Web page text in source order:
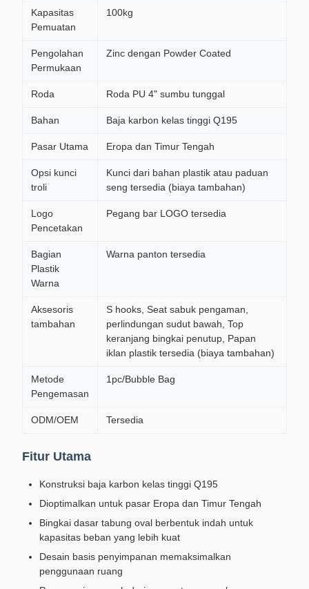
Kapasitas
Pemuatan
100kg
Pengolahan
Permukaan
Zinc dengan Powder Coated
Roda Roda PU 4" sumbu tunggal
Bahan Baja karbon kelas tinggi Q195
Pasar Utama Eropa dan Timur Tengah
Opsi kunci
troli
Kunci dari bahan plastik atau paduan
seng tersedia (biaya tambahan)
Logo
Pencetakan
Pegang bar LOGO tersedia
Bagian
Plastik
Warna
Warna panton tersedia
Aksesoris
tambahan
S hooks, Seat sabuk pengaman,
perlindungan sudut bawah, Top
keranjang bingkai penutup, Papan
iklan plastik tersedia (biaya tambahan)
Metode
Pengemasan
1pc/Bubble Bag
ODM/OEM Tersedia
Fitur Utama
Konstruksi baja karbon kelas tinggi Q195
Dioptimalkan untuk pasar Eropa dan Timur Tengah
Bingkai dasar tabung oval berbentuk indah untuk
kapasitas beban yang lebih kuat
Desain basis penyimpanan memaksimalkan
penggunaan ruang